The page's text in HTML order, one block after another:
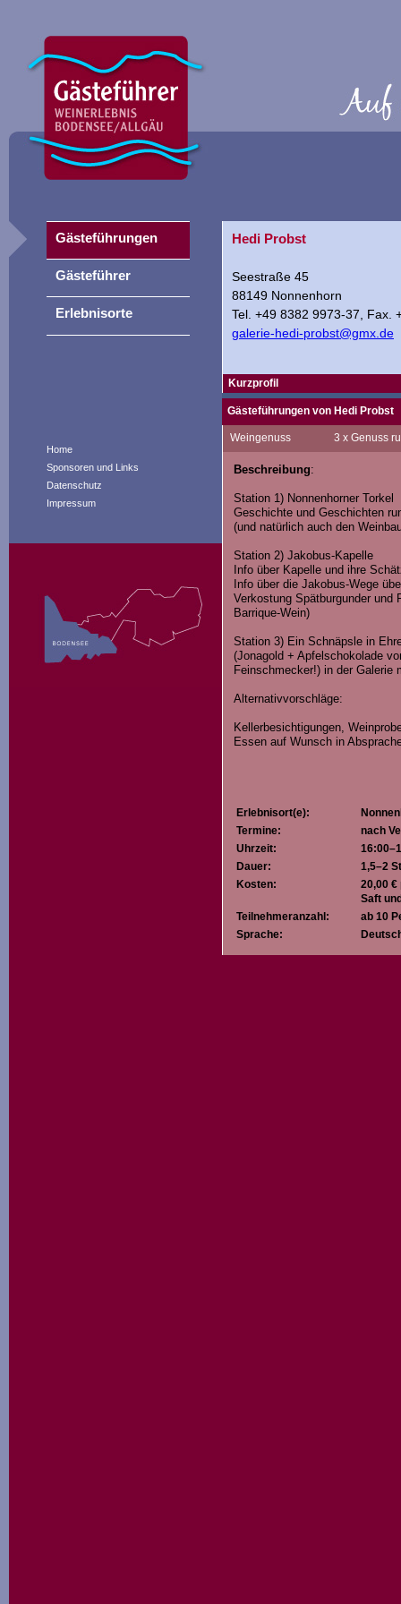
Home
Sponsoren und Links
Datenschutz
Impressum
Hedi Probst
Seestraße 45
88149 Nonnenhorn
Tel. +49 8382 9973-37, Fax.
galerie-hedi-probst@gmx.de
Kurzprofil
Aktion „Kunst-Genuss“ mit
Produkten noch vergrößert.
Unseren Gästen, unser
Gerne mache ich Ihnen
Einen herzlichen Gruß aus
Gästeführungen von Hedi Probst
Weingenuss 3 x Genuss
Beschreibung:
Station 1) Nonnenhorner Torkel
Geschichte und Geschichten
(und natürlich auch den
Station 2) Jakobus-Kapelle
Info über Kapelle und ihre
Info über die Jakobus-Wege
Verkostung Spätburgunder und
Barrique-Wein)
Station 3) Ein Schnäpsle in
(Jonagold + Apfelschokolade
Feinschmecker!) in der Galerie
Alternativvorschläge:
Kellerbesichtigungen,
Essen auf Wunsch in
Erlebnisort(e):
Termine:
nach
Uhrzeit:
Dauer:
1,5–2
Kosten:
20,00
Saft
Teilnehmeranzahl:
ab 10
Sprache:
Gästeführungen
Gästeführer
Erlebnisorte